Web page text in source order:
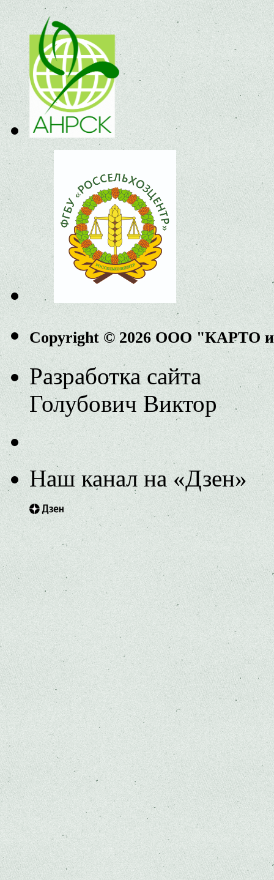
Copyright © 2026 ООО "КАРТО
Разработка сайта
Голубович Виктор
Наш канал на «Дзен»